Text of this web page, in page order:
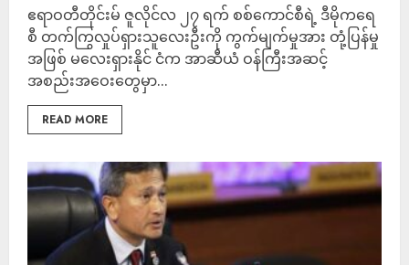
ဧရာဝတီတိုင်းမ် ဇူလိုင်လ ၂၇ ရက် စစ်ကောင်စီရဲ့ ဒီမိုကရေ
စီ တက်ကြွလှုပ်ရှားသူလေးဦးကို ကွက်မျက်မှုအား တုံ့ပြန်မှု
အဖြစ် မလေးရှားနိုင် ငံက အာဆီယံ ဝန်ကြီးအဆင့်
အစည်းအဝေးတွေမှာ...
READ MORE